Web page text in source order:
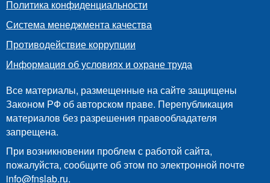
Политика конфиденциальности
Система менеджмента качества
Противодействие коррупции
Информация об условиях и охране труда
Все материалы, размещенные на сайте защищены
Законом РФ об авторском праве. Перепубликация
материалов без разрешения правообладателя
запрещена.
При возникновении проблем с работой сайта,
пожалуйста, сообщите об этом по электронной почте
info@fnslab.ru.